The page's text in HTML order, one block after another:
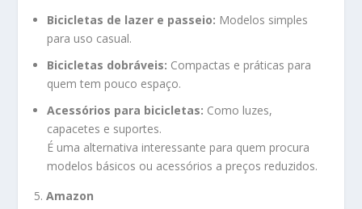
Bicicletas de lazer e passeio: Modelos simples
para uso casual.
Bicicletas dobráveis: Compactas e práticas para
quem tem pouco espaço.
Acessórios para bicicletas: Como luzes,
capacetes e suportes.
É uma alternativa interessante para quem procura
modelos básicos ou acessórios a preços reduzidos.
5.Amazon